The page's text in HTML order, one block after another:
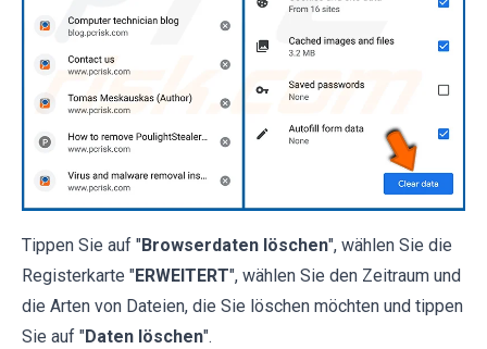
Tippen Sie auf "Browserdaten löschen", wählen Sie die
Registerkarte "ERWEITERT", wählen Sie den Zeitraum und
die Arten von Dateien, die Sie löschen möchten und tippen
Sie auf "Daten löschen".